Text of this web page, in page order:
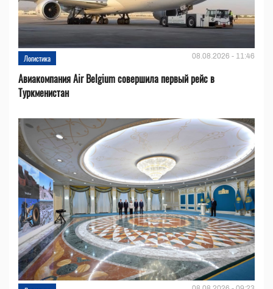
Логистика 08.08.2026 - 11:46
Авиакомпания Air Belgium совершила первый рейс в
Туркменистан